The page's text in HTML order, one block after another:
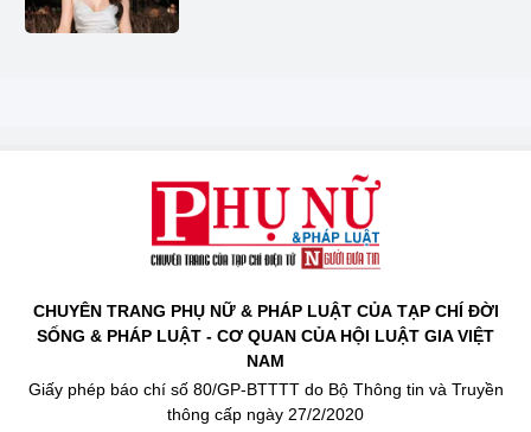
CHUYÊN TRANG PHỤ NỮ & PHÁP LUẬT CỦA TẠP CHÍ ĐỜI
SỐNG & PHÁP LUẬT - CƠ QUAN CỦA HỘI LUẬT GIA VIỆT
NAM
Giấy phép báo chí số 80/GP-BTTTT do Bộ Thông tin và Truyền
thông cấp ngày 27/2/2020